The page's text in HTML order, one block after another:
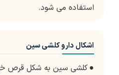
استفاده می شود.
اشکال دارو کلشی سین
●کلشی سین به شکل قرص